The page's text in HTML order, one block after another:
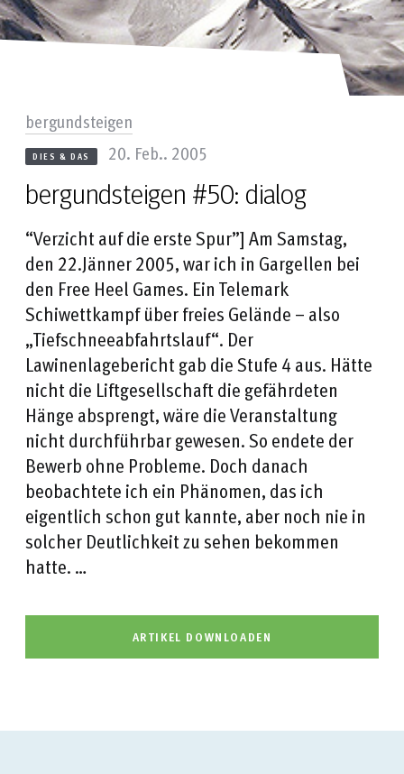
bergundsteigen #50: dialog
DIES & DAS 20. Feb.. 2005
bergundsteigen
“Verzicht auf die erste Spur”] Am Samstag,
den 22.Jänner 2005, war ich in Gargellen bei
den Free Heel Games. Ein Telemark
Schiwettkampf über freies Gelände – also
„Tiefschneeabfahrtslauf“. Der
Lawinenlagebericht gab die Stufe 4 aus. Hätte
nicht die Liftgesellschaft die gefährdeten
Hänge absprengt, wäre die Veranstaltung
nicht durchführbar gewesen. So endete der
Bewerb ohne Probleme. Doch danach
beobachtete ich ein Phänomen, das ich
eigentlich schon gut kannte, aber noch nie in
solcher Deutlichkeit zu sehen bekommen
hatte. …
ARTIKEL DOWNLOADEN